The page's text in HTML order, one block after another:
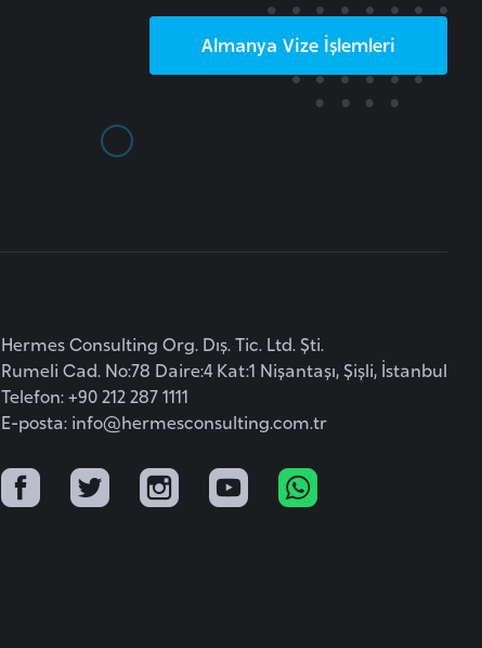
Almanya Vize İşlemleri
Hermes Consulting Org. Dış. Tic. Ltd. Şti.
Rumeli Cad. No:78 Daire:4 Kat:1 Nişantaşı, Şişli, İstanbul
Telefon: +90 212 287 1111
E-posta: info@hermesconsulting.com.tr